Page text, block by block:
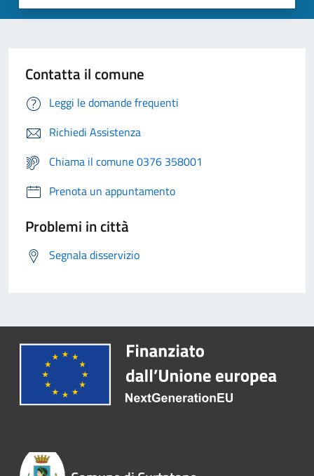
Contatta il comune
Leggi le domande frequenti
Richiedi Assistenza
Chiama il comune 0376 358001
Prenota un appuntamento
Problemi in città
Segnala disservizio